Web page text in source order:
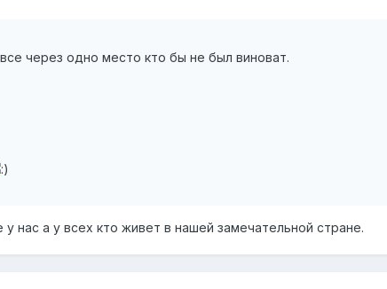
через одно место кто бы не был виноват.
нас а у всех кто живет в нашей замечательной стране.